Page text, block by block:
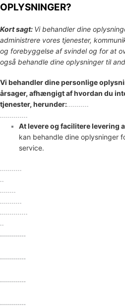
OPLYSNINGER?
Kort sagt: Vi behandler dine
administrere vores tjenester,
og forebyggelse af svindel og for at
også behandle dine oplysninger til
Vi behandler dine personlige
årsager, afhængigt af hvordan du
tjenester, herunder:...........
..............
At levere og facilitere levering
kan behandle dine oplysninger
service.
...........
..
........
...........
..............
..
.............
.............
.............
.............